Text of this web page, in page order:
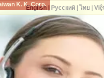
K. K. Corp.
English| Русский| ไทย|